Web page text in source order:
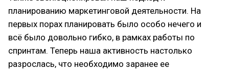
планированию маркетинговой деятельности. На
первых порах планировать было особо нечего и
всё было довольно гибко, в рамках работы по
спринтам. Теперь наша активность настолько
разрослась, что необходимо заранее ее